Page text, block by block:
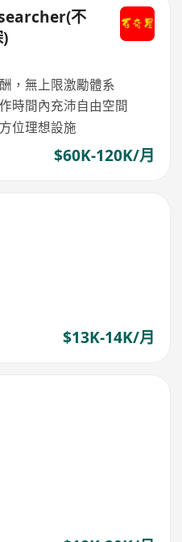
不
，無上限激勵體系
時間內充沛自由空間
位理想設施
$60K-120K/月
$13K-14K/月